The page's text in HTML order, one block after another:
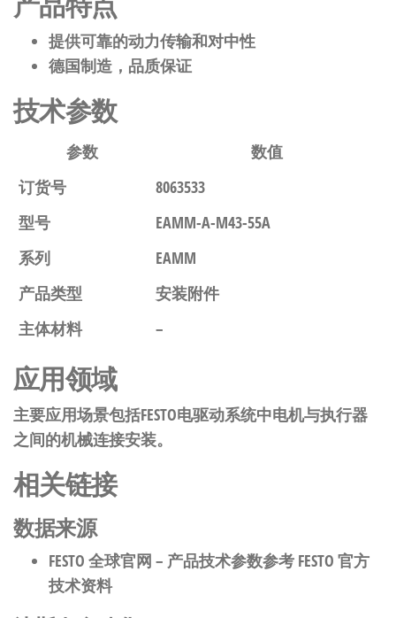
提供可靠的动力传输和对中性
德国制造，品质保证
技术参数
参数
数值
订货号
8063533
型号
EAMM-A-M43-55A
系列
EAMM
产品类型
安装附件
主体材料
–
应用领域
主要应用场景包括FESTO电驱动系统中电机与执行器
之间的机械连接安装。
相关链接
数据来源
FESTO 全球官网 – 产品技术参数参考 FESTO 官方
技术资料